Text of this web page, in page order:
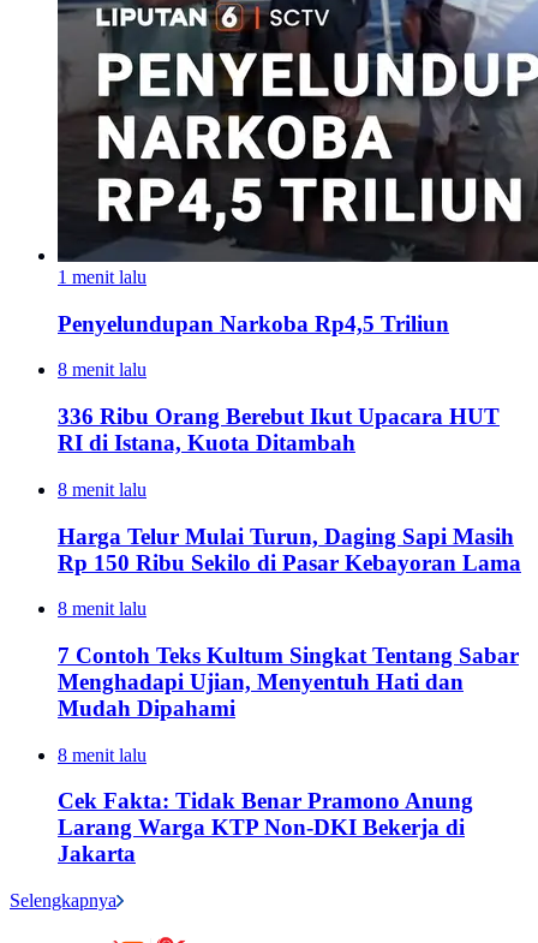
1 menit lalu
Penyelundupan Narkoba Rp4,5 Triliun
8 menit lalu
336 Ribu Orang Berebut Ikut Upacara HUT
RI di Istana, Kuota Ditambah
8 menit lalu
Harga Telur Mulai Turun, Daging Sapi Masih
Rp 150 Ribu Sekilo di Pasar Kebayoran Lama
8 menit lalu
7 Contoh Teks Kultum Singkat Tentang Sabar
Menghadapi Ujian, Menyentuh Hati dan
Mudah Dipahami
8 menit lalu
Cek Fakta: Tidak Benar Pramono Anung
Larang Warga KTP Non-DKI Bekerja di
Jakarta
Selengkapnya